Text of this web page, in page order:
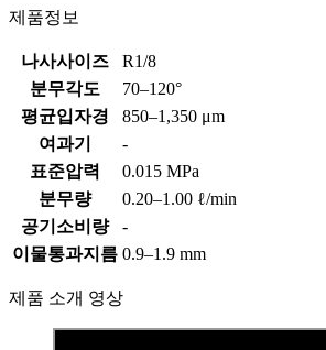
제품정보
​나사사이즈
R1/8
​분무각도
70–120°
​평균입자경
850–1,350 μm
​여과기
-
​표준압력
0.015 MPa
​분무량
0.20–1.00 ℓ/min
​공기소비량
-
​이물통과지름 0.9–1.9 mm
제품 소개 영상